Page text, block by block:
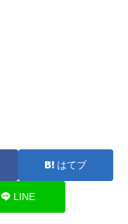
はてブ
LINE